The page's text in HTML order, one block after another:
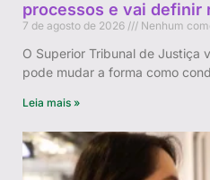
processos e vai definir
7 de agosto de 2026 Nenhum
O Superior Tribunal de Justiça
pode mudar a forma como
Leia mais »